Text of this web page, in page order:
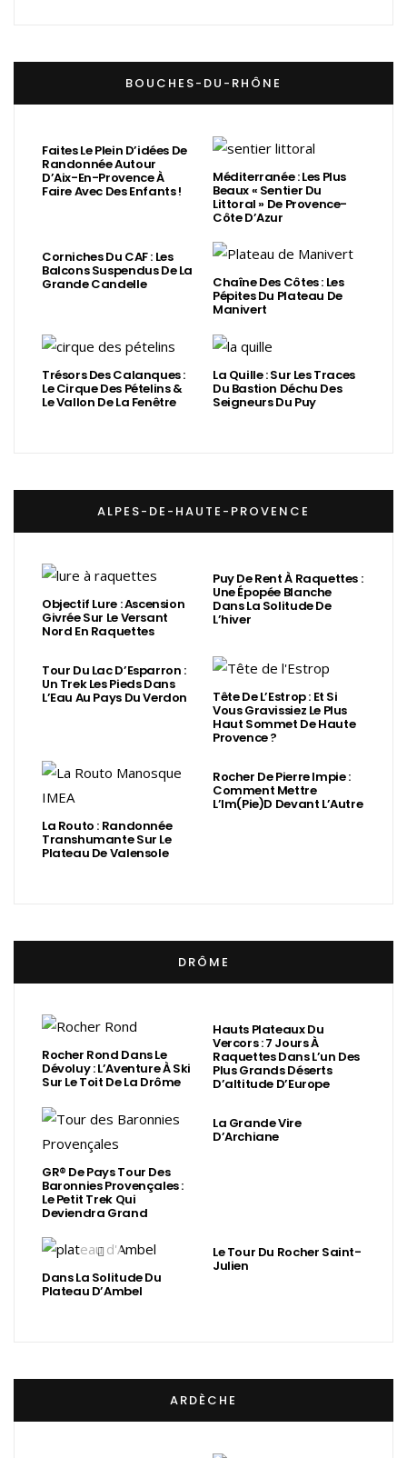
BOUCHES-DU-RHÔNE
Faites Le Plein D’idées De
Randonnée Autour
D’Aix-En-Provence À
Faire Avec Des Enfants !
Méditerranée : Les Plus
Beaux « Sentier Du
Littoral » De Provence-
Côte D’Azur
Corniches Du CAF : Les
Balcons Suspendus De La
Grande Candelle Chaîne Des Côtes : Les
Pépites Du Plateau De
Manivert
Trésors Des Calanques :
Le Cirque Des Pételins &
Le Vallon De La Fenêtre
La Quille : Sur Les Traces
Du Bastion Déchu Des
Seigneurs Du Puy
ALPES-DE-HAUTE-PROVENCE
Objectif Lure : Ascension
Givrée Sur Le Versant
Nord En Raquettes
Puy De Rent À Raquettes :
Une Épopée Blanche
Dans La Solitude De
L’hiver
Tour Du Lac D’Esparron :
Un Trek Les Pieds Dans
L’Eau Au Pays Du Verdon Tête De L’Estrop : Et Si
Vous Gravissiez Le Plus
Haut Sommet De Haute
Provence ?
La Routo : Randonnée
Transhumante Sur Le
Plateau De Valensole
Rocher De Pierre Impie :
Comment Mettre
L’Im(Pie)d Devant L’Autre
DRÔME
Rocher Rond Dans Le
Dévoluy : L’Aventure À Ski
Sur Le Toit De La Drôme
Hauts Plateaux Du
Vercors : 7 Jours À
Raquettes Dans L’un Des
Plus Grands Déserts
D’altitude D’Europe
GR® De Pays Tour Des
Baronnies Provençales :
Le Petit Trek Qui
Deviendra Grand
La Grande Vire
D’Archiane
Dans La Solitude Du
Plateau D’Ambel
Le Tour Du Rocher Saint-
Julien
ARDÈCHE